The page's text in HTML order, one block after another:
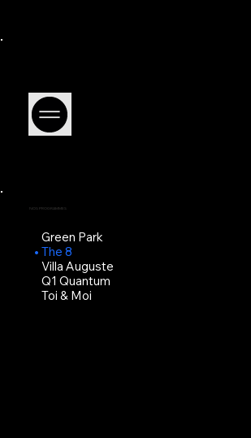
NOS PROGRAMMES
Green Park
The 8
Villa Auguste
Q1 Quantum
Toi & Moi